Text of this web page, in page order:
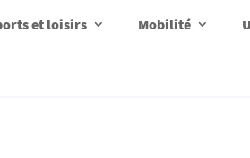
et loisirs Mobilité